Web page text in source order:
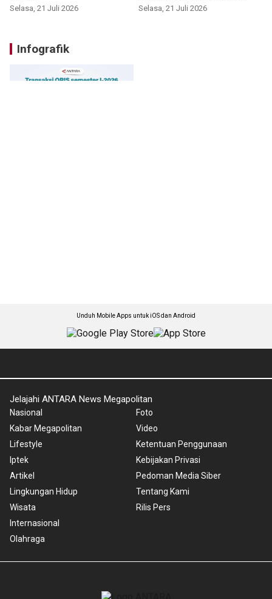
Selasa, 21 Juli 2026 Selasa, 21 Juli 2026
Infografik
Unduh Mobile Apps untuk iOS dan Android
Jelajahi ANTARA News Megapolitan
Nasional
Kabar Megapolitan
Lifestyle
Iptek
Artikel
Lingkungan Hidup
Wisata
Internasional
Olahraga
Foto
Video
Ketentuan Penggunaan
Kebijakan Privasi
Pedoman Media Siber
Tentang Kami
Rilis Pers